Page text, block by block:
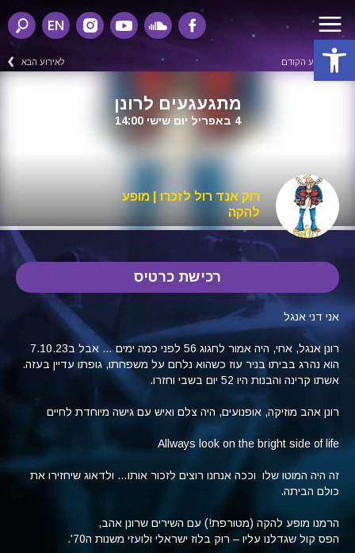
פתח סרגל נגישות
EN
לאירוע הקודם לאירוע הבא
מתגעגעים לרונן
4 באפריל יום שישי 14:00
רוק אנד רול לזכרו | מופע
להקה
רכישת כרטיס
אני דני אנגל
רונן אנגל, אחי, היה אמור לחגוג 56 לפני כמה ימים … אבל ב7.10.23
הוא נהרג בביתו בניר עוז כשהוא נלחם על משפחתו, גופתו עדיין בעזה.
אשתו קרינה והבנות היו 52 יום בשבי וחזרו.
רונן אהב מוזיקה, אופנועים, היה צלם ואיש עם גישה מיוחדת לחיים
Allways look on the bright side of life
זה היה המוטו שלו וככה אנחנו רוצים לזכור אותו… ולדאוג שיחזירו את
כולם הביתה.
הרמנו מופע להקה (מטורפת!) עם השירים שרונן אהב,
הפס קול שגדלנו עליו – רוק בלוז ישראלי ולועזי משנות ה70'.